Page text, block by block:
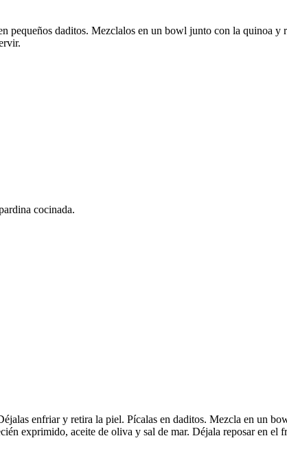
pequeños daditos. Mezclalos en un bowl junto con la quinoa
cocinada.
enfriar y retira la piel. Pícalas en daditos. Mezcla en un
exprimido, aceite de oliva y sal de mar. Déjala reposar en el